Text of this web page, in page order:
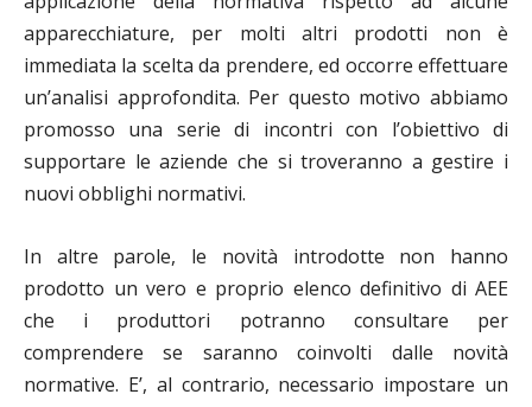
apparecchiature, per molti altri prodotti non è
immediata la scelta da prendere, ed occorre effettuare
un’analisi approfondita. Per questo motivo abbiamo
promosso una serie di incontri con l’obiettivo di
supportare le aziende che si troveranno a gestire i
nuovi obblighi normativi.
In altre parole, le novità introdotte non hanno
prodotto un vero e proprio elenco definitivo di AEE
che i produttori potranno consultare per
comprendere se saranno coinvolti dalle novità
normative. E’, al contrario, necessario impostare un